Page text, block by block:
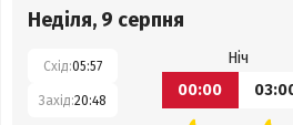
Неділя, 9 серпня
Схід:05:57
Захід:20:48
Ніч
00:00